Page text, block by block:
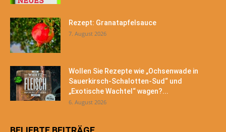
Rezept: Granatapfelsauce
7. August 2026
Wollen Sie Rezepte wie „Ochsenwade in
Sauerkirsch-Schalotten-Sud“ und
„Exotische Wachtel“ wagen?...
6. August 2026